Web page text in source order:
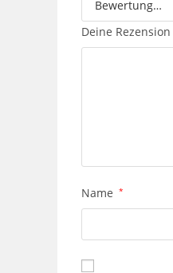
Deine Rezension
Name *